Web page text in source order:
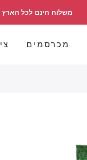
משלוח חינם לכל הארץ בקנייה מעל 198 ₪ | אספקה
מכרסמים